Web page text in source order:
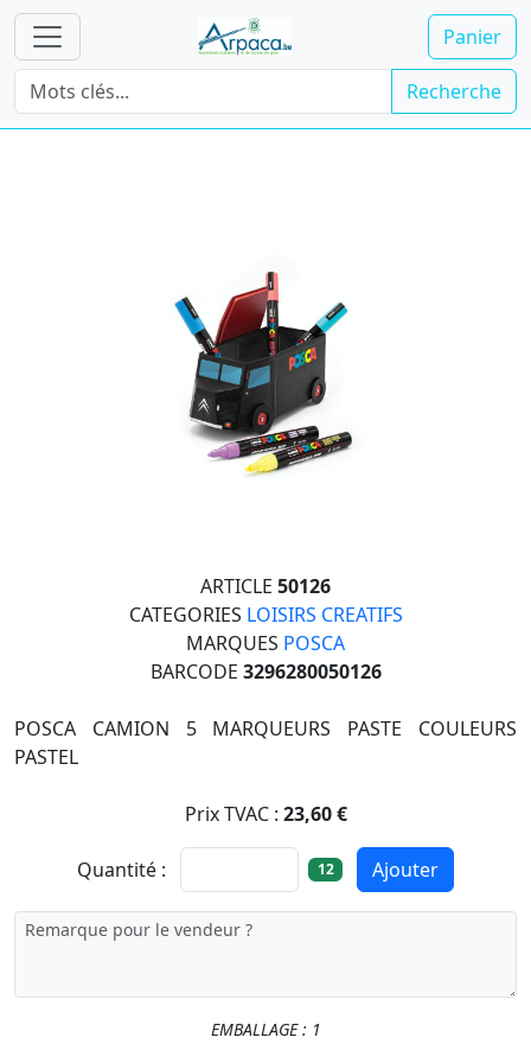
Panier
Recherche
ARTICLE 50126
CATEGORIES LOISIRS CREATIFS
MARQUES POSCA
BARCODE 3296280050126
POSCA CAMION 5 MARQUEURS PASTE COULEURS
PASTEL
Prix TVAC : 23,60 €
Quantité : 12 Ajouter
EMBALLAGE : 1